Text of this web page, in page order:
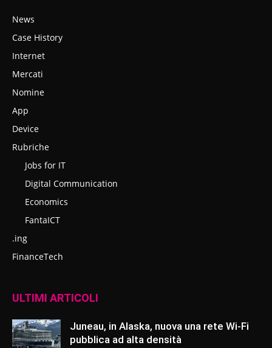
News
Case History
Internet
Mercati
Nomine
App
Device
Rubriche
Jobs for IT
Digital Communication
Economics
FantaICT
.ing
FinanceTech
ULTIMI ARTICOLI
Juneau, in Alaska, nuova una rete Wi-Fi
pubblica ad alta densità